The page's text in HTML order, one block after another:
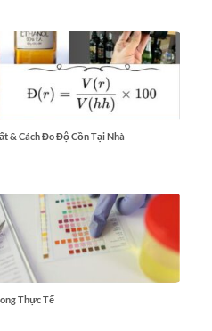
& Cách Đo Độ Cồn Tại Nhà
Thực Tế